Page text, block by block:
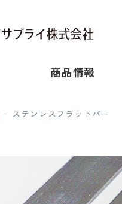
商品情報
ステンレスフラットバー